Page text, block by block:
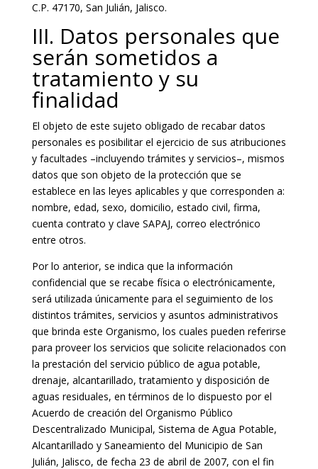
C.P. 47170, San Julián, Jalisco.
III. Datos personales que
serán sometidos a
tratamiento y su
finalidad
El objeto de este sujeto obligado de recabar datos
personales es posibilitar el ejercicio de sus atribuciones
y facultades –incluyendo trámites y servicios–, mismos
datos que son objeto de la protección que se
establece en las leyes aplicables y que corresponden a:
nombre, edad, sexo, domicilio, estado civil, firma,
cuenta contrato y clave SAPAJ, correo electrónico
entre otros.
Por lo anterior, se indica que la información
confidencial que se recabe física o electrónicamente,
será utilizada únicamente para el seguimiento de los
distintos trámites, servicios y asuntos administrativos
que brinda este Organismo, los cuales pueden referirse
para proveer los servicios que solicite relacionados con
la prestación del servicio público de agua potable,
drenaje, alcantarillado, tratamiento y disposición de
aguas residuales, en términos de lo dispuesto por el
Acuerdo de creación del Organismo Público
Descentralizado Municipal, Sistema de Agua Potable,
Alcantarillado y Saneamiento del Municipio de San
Julián, Jalisco, de fecha 23 de abril de 2007, con el fin